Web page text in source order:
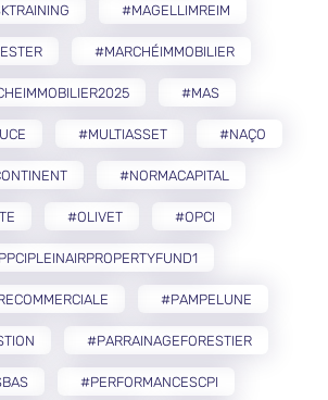
#MAGELLIMREIM
#MARCHÉIMMOBILIER
#MAS
#MULTIASSET #NAÇO
#NORMACAPITAL
#OLIVET #OPCI
#PAMPELUNE
#PARRAINAGEFORESTIER
#PERFORMANCESCPI